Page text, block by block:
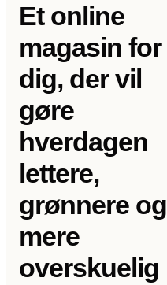
Et online
magasin for
dig, der vil
gøre
hverdagen
lettere,
grønnere og
mere
overskuelig